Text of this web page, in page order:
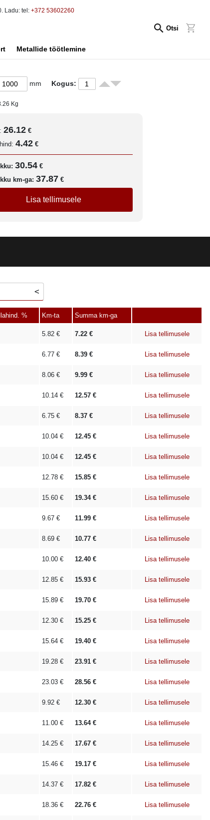
Ladu: tel: +372 53602260
Otsi
Metallide töötlemine
mm Kogus:
Kg
26.12 €
4.42 €
30.54 €
km-ga: 37.87 €
Lisa tellimusele
% Km-ta Summa km-ga
5.82 € 7.22 € Lisa tellimusele
6.77 € 8.39 € Lisa tellimusele
8.06 € 9.99 € Lisa tellimusele
10.14 € 12.57 € Lisa tellimusele
6.75 € 8.37 € Lisa tellimusele
10.04 € 12.45 € Lisa tellimusele
10.04 € 12.45 € Lisa tellimusele
12.78 € 15.85 € Lisa tellimusele
15.60 € 19.34€ Lisa tellimusele
9.67 € 11.99 € Lisa tellimusele
8.69 € 10.77 € Lisa tellimusele
10.00 € 12.40 € Lisa tellimusele
12.85 € 15.93 € Lisa tellimusele
15.89 € 19.70 € Lisa tellimusele
12.30 € 15.25 € Lisa tellimusele
15.64 € 19.40 € Lisa tellimusele
19.28 € 23.91 € Lisa tellimusele
23.03 € 28.56 € Lisa tellimusele
9.92 € 12.30 € Lisa tellimusele
11.00 € 13.64€ Lisa tellimusele
14.25 € 17.67 € Lisa tellimusele
15.46 € 19.17 € Lisa tellimusele
14.37 € 17.82 € Lisa tellimusele
18.36 € 22.76 € Lisa tellimusele